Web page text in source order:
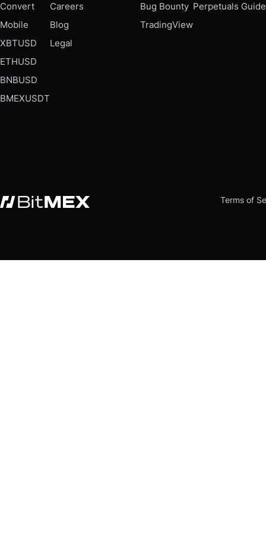
Convert
Mobile
XBTUSD
ETHUSD
BNBUSD
BMEXUSDT
Careers
Blog
Legal
Bug Bounty
TradingView
Perpetuals Guide
Terms of